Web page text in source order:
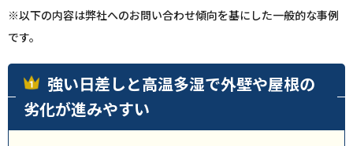
※以下の内容は弊社へのお問い合わせ傾向を基にした一般的な事例
です。
強い日差しと高温多湿で外壁や屋根の
劣化が進みやすい